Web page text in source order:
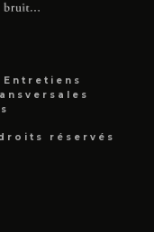
Entretiens
réservés